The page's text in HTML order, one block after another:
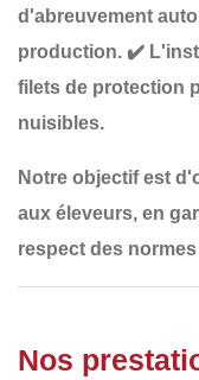
d'abreuvement
production. ✔️
filets de protection
nuisibles.
Notre objectif est
aux éleveurs, en
respect des
Nos